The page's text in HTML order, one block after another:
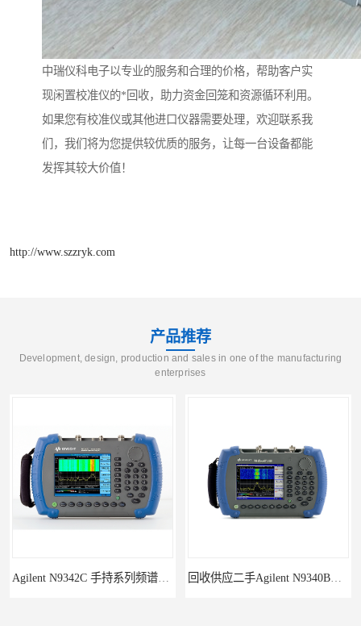
中瑞仪科电子以专业的服务和合理的价格，帮助客户实
现闲置校准仪的*回收，助力资金回笼和资源循环利用。
如果您有校准仪或其他进口仪器需要处理，欢迎联系我
们，我们将为您提供较优质的服务，让每一台设备都能
发挥其较大价值！
http://www.szzryk.com
产品推荐
Development, design, production and sales in one of the manufacturing
enterprises